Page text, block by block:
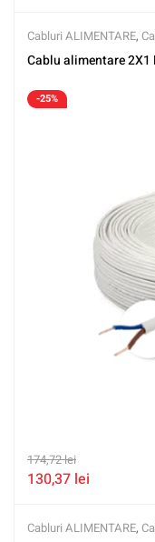
Cabluri ALIMENTARE,
Cablu alimentare 2X1
-25%
174,72lei
130,37 lei
Cabluri ALIMENTARE,